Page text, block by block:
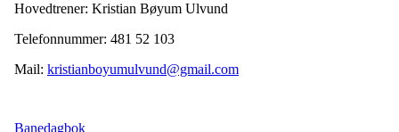
Hovedtrener: Kristian Bøyum Ulvund
Telefonnummer: 481 52 103
Mail: kristianboyumulvund@gmail.com
Banedagbok